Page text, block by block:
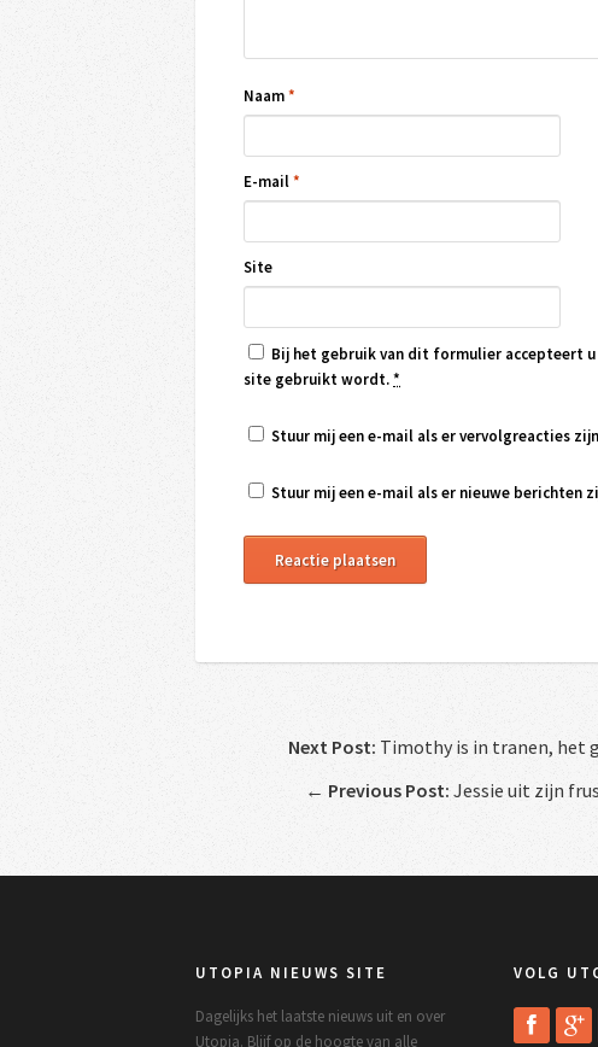
Naam*
E-mail*
Site
Bij het gebruik van dit formulier accepteert
site gebruikt wordt.*
Stuur mij een e-mail als er vervolgreacties
Stuur mij een e-mail als er nieuwe berichten
Next Post: Timothy is in tranen, het
← Previous Post: Jessie uit zijn
UTOPIA NIEUWS SITE
Dagelijks het laatste nieuws uit en over
Utopia. Blijf op de hoogte van alle
VOLG